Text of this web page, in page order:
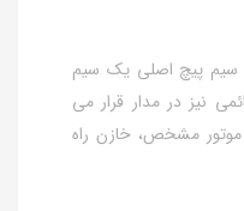
سیم پیچ اصلی یک سیم
نیز در مدار قرار می
مشخص، خازن راه